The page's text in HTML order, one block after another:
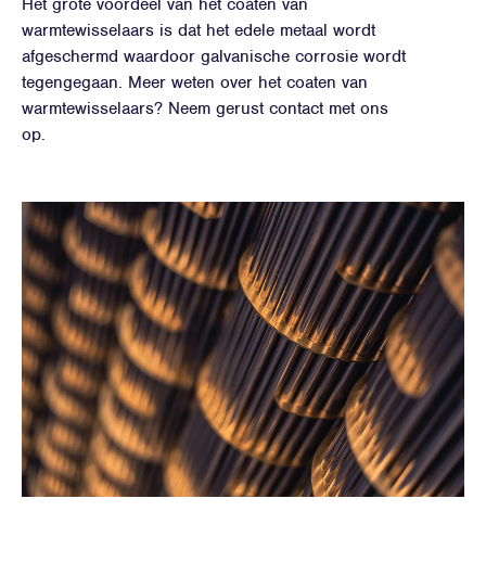
Het grote voordeel van het coaten van
warmtewisselaars is dat het edele metaal wordt
afgeschermd waardoor galvanische corrosie wordt
tegengegaan. Meer weten over het coaten van
warmtewisselaars? Neem gerust contact met ons
op.